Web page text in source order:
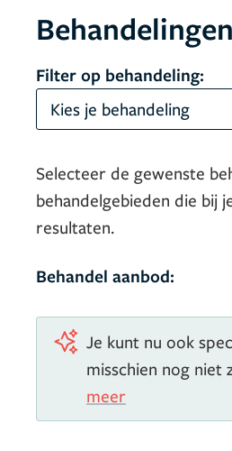
Behandelingen
Filter op behandeling:
Kies je behandeling
Selecteer de gewenste
behandelgebieden die bij
resultaten.
Behandel aanbod:
Je kunt nu ook
misschien nog niet
meer